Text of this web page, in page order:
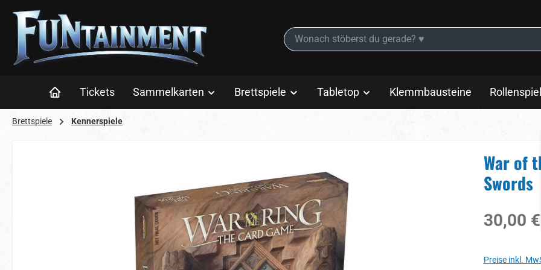
Hauptinhalt springen
Zur Suche springen
Zur Hauptnavigation springen
Tickets Sammelkarten Brettspiele Tabletop Klemmbausteine
Brettspiele Kennerspiele
War of
Swords
Regulärer
30,00 €
Preise inkl.